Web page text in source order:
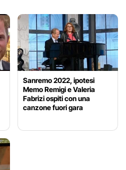
Sanremo 2022, ipotesi
Memo Remigi e Valeria
Fabrizi ospiti con una
canzone fuori gara